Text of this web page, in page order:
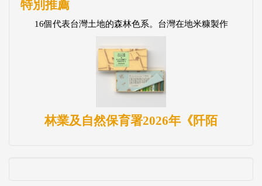
特別推薦
16個代表台灣土地的森林色系。台灣在地米糠製作
林業及自然保育署2026年《阡陌